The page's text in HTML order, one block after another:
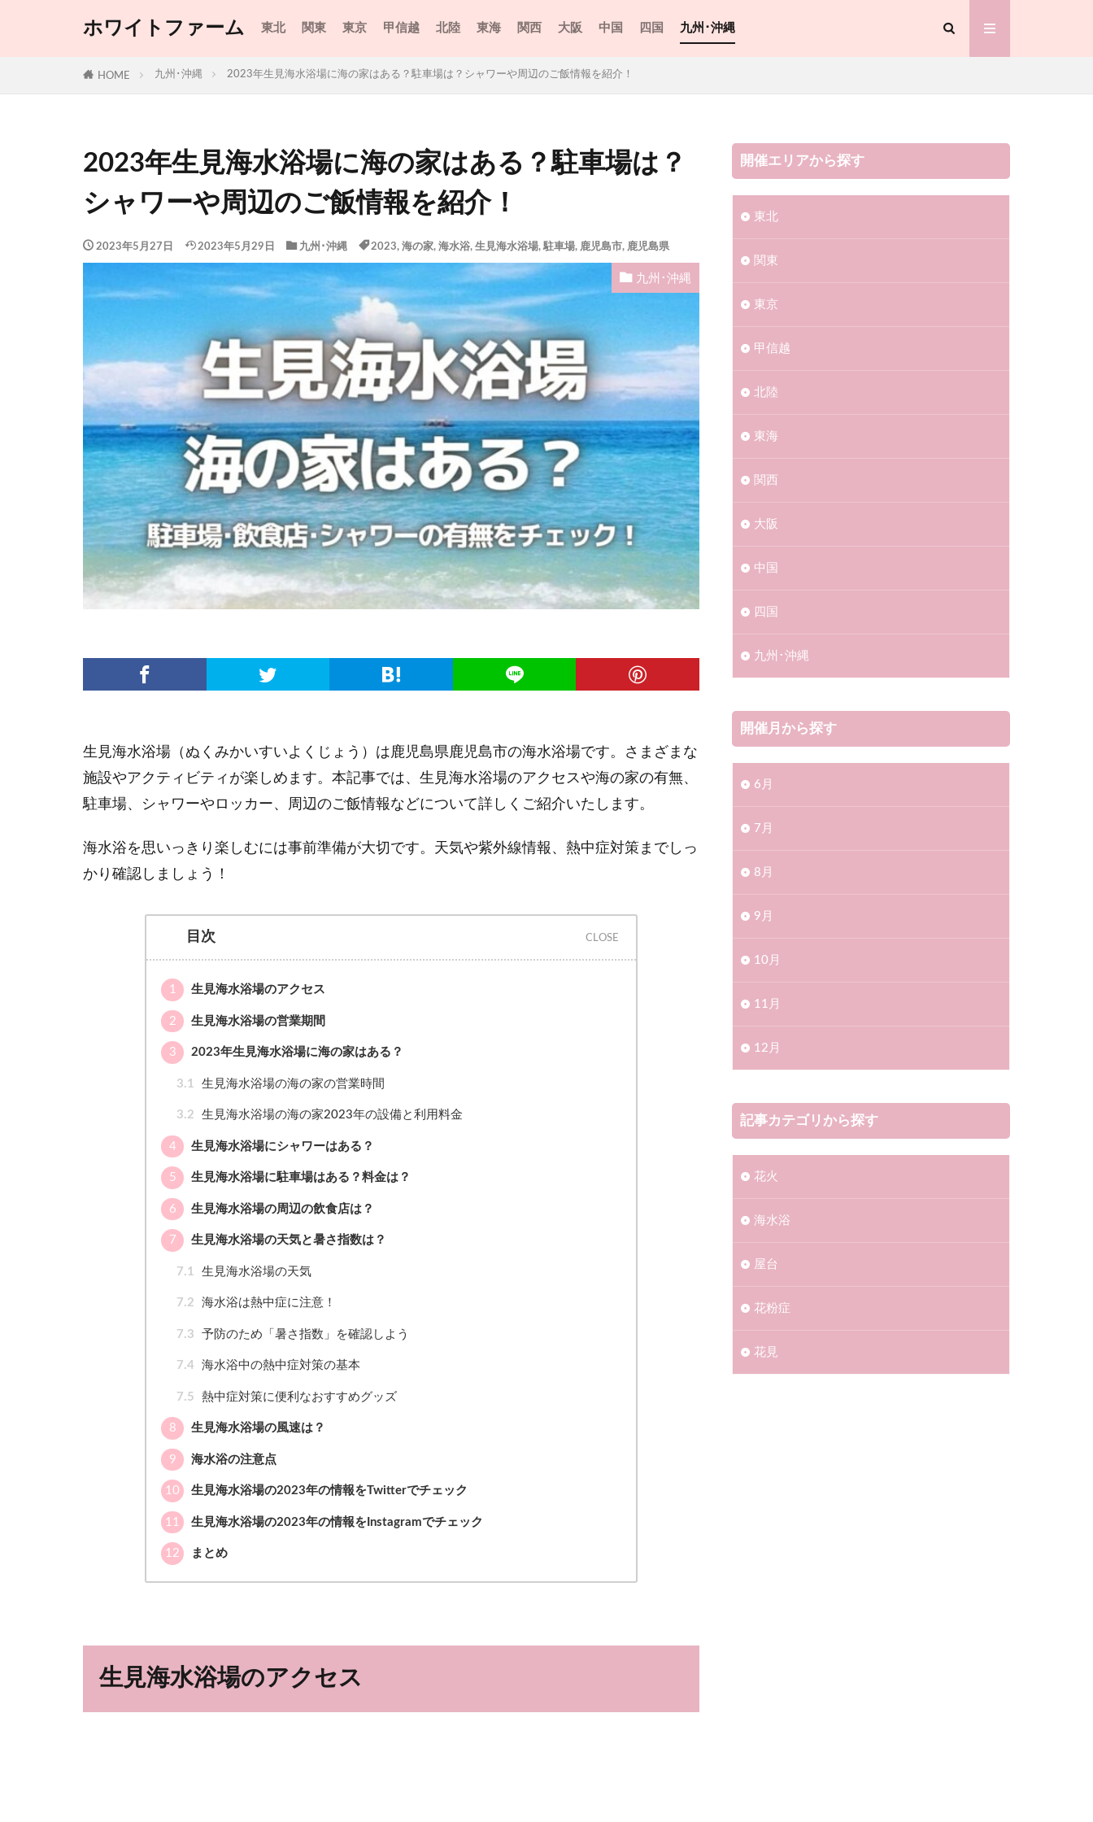
ホワイトファーム 東北 関東 東京 甲信越 北陸 東海 関西 大阪 中国 四国 九州･沖縄
HOME 九州･沖縄 2023年生見海水浴場に海の家はある？駐車場は？シャワーや周辺のご飯情報を紹介！
2023年生見海水浴場に海の家はある？駐車場は？
シャワーや周辺のご飯情報を紹介！
2023年5月27日 2023年5月29日 九州･沖縄 2023, 海の家, 海水浴​​, 生見海水浴場, 駐車場, 鹿児島市, 鹿児島県
九州･沖縄
生見海水浴場（ぬくみかいすいよくじょう）は鹿児島県鹿児島市の海水浴場です。さまざまな
施設やアクティビティが楽しめます。本記事では、生見海水浴場のアクセスや海の家の有無、
駐車場、シャワーやロッカー、周辺のご飯情報などについて詳しくご紹介いたします。
海水浴を思いっきり楽しむには事前準備が大切です。天気や紫外線情報、熱中症対策までしっ
かり確認しましょう！
目次
1 生見海水浴場のアクセス
2 生見海水浴場の営業期間
3 2023年生見海水浴場に海の家はある？
3.1 生見海水浴場の海の家の営業時間
3.2 生見海水浴場の海の家2023年の設備と利用料金
4 生見海水浴場にシャワーはある？
5 生見海水浴場に駐車場はある？料金は？
6 生見海水浴場の周辺の飲食店は？
7 生見海水浴場の天気と暑さ指数は？
7.1 生見海水浴場の天気
7.2 海水浴は熱中症に注意！
7.3 予防のため「暑さ指数」を確認しよう
7.4 海水浴中の熱中症対策の基本
7.5 熱中症対策に便利なおすすめグッズ
8 生見海水浴場の風速は？
9 海水浴の注意点
10 生見海水浴場の2023年の情報をTwitterでチェック
11 生見海水浴場の2023年の情報をInstagramでチェック
12 まとめ
生見海水浴場のアクセス
開催エリアから探す
東北
関東
東京
甲信越
北陸
東海
関西
大阪
中国
四国
九州･沖縄
開催月から探す
6月
7月
8月
9月
10月
11月
12月
記事カテゴリから探す
花火
海水浴​​
屋台
花粉症
花見